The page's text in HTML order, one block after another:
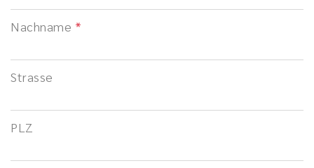
Nachname
Strasse
PLZ